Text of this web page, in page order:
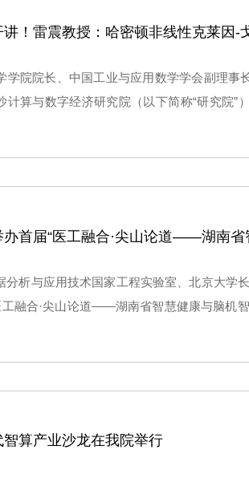
！雷震教授：哈密顿非线性克莱因-
学院院长、中国工业与应用数学学会副理事
算与数字经济研究院（以下简称“研究院”
分析与应用技术国家工程实验室、北京大学
工融合·尖山论道——湖南省智慧健康与脑机
席科学家陈松蹊，湖南师范大学副校长谢
，长沙市科学技术局副局长曾敏，湖南省
算产业沙龙在我院举行